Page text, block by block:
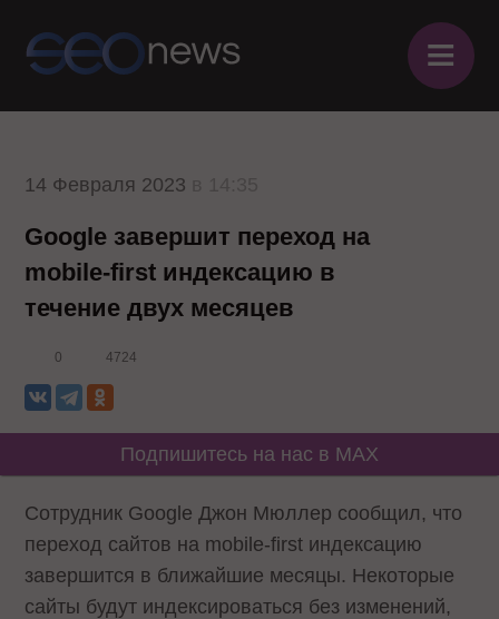
≡
14 Февраля 2023
Google завершит переход на
mobile-first индексацию в
течение двух месяцев
0 4724
Подпишитесь на нас в MAX
Сотрудник Google Джон Мюллер сообщил, что
переход сайтов на mobile-first индексацию
завершится в ближайшие месяцы. Некоторые
сайты будут индексироваться без изменений,